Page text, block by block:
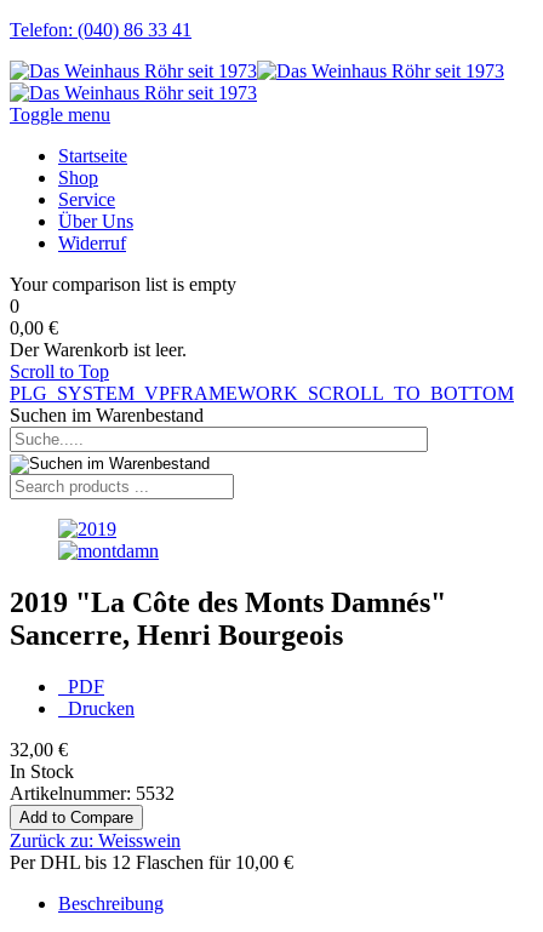
Telefon: (040) 86 33 41
Toggle menu
Startseite
Shop
Service
Über Uns
Widerruf
Your comparison list is empty
0
0,00 €
Der Warenkorb ist leer.
Scroll to Top
PLG_SYSTEM_VPFRAMEWORK_SCROLL_TO_BOTTOM
Suchen im Warenbestand
2019 "La Côte des Monts Damnés"
Sancerre, Henri Bourgeois
PDF
Drucken
32,00 €
In Stock
Artikelnummer: 5532
Add to Compare
Zurück zu: Weisswein
Per DHL bis 12 Flaschen für 10,00 €
Beschreibung